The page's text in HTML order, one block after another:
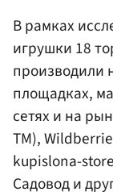
В рамках
игрушки 18
производили
площадках,
сетях и на
ТМ),
kupislona-
Садовод и